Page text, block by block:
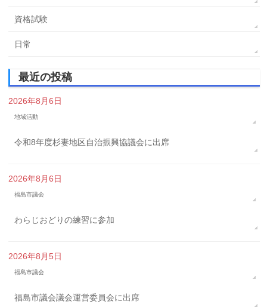
資格試験
日常
最近の投稿
2026年8月6日
地域活動
令和8年度杉妻地区自治振興協議会に出席
2026年8月6日
福島市議会
わらじおどりの練習に参加
2026年8月5日
福島市議会
福島市議会議会運営委員会に出席